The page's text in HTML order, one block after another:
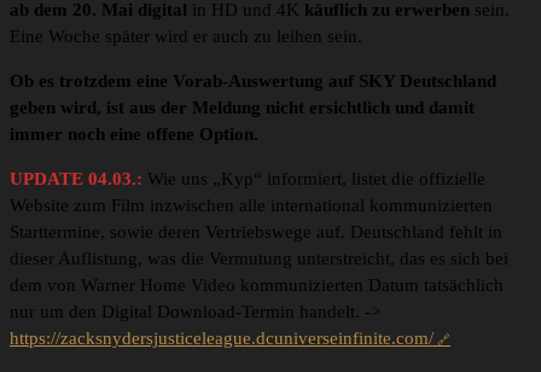
ab dem 20. Mai digital in HD und 4K käuflich zu erwerben sein.
Eine Woche später wird er auch zu leihen sein.
Ob es trotzdem eine Vorab-Auswertung auf SKY Deutschland
geben wird, ist aus der Meldung nicht ersichtlich und damit
immer noch eine offene Option.
UPDATE 04.03.: Wie uns „Kyp“ informiert, listet die offizielle
Website zum Film inzwischen alle international kommunizierten
Starttermine, sowie deren Vertriebswege auf. Deutschland fehlt in
dieser Auflistung, was die Vermutung unterstreicht, das es sich bei
dem von Warner Home Video kommunizierten Datum tatsächlich
nur um den Digital Download-Termin handelt. ->
https://zacksnydersjusticeleague.dcuniverseinfinite.com/